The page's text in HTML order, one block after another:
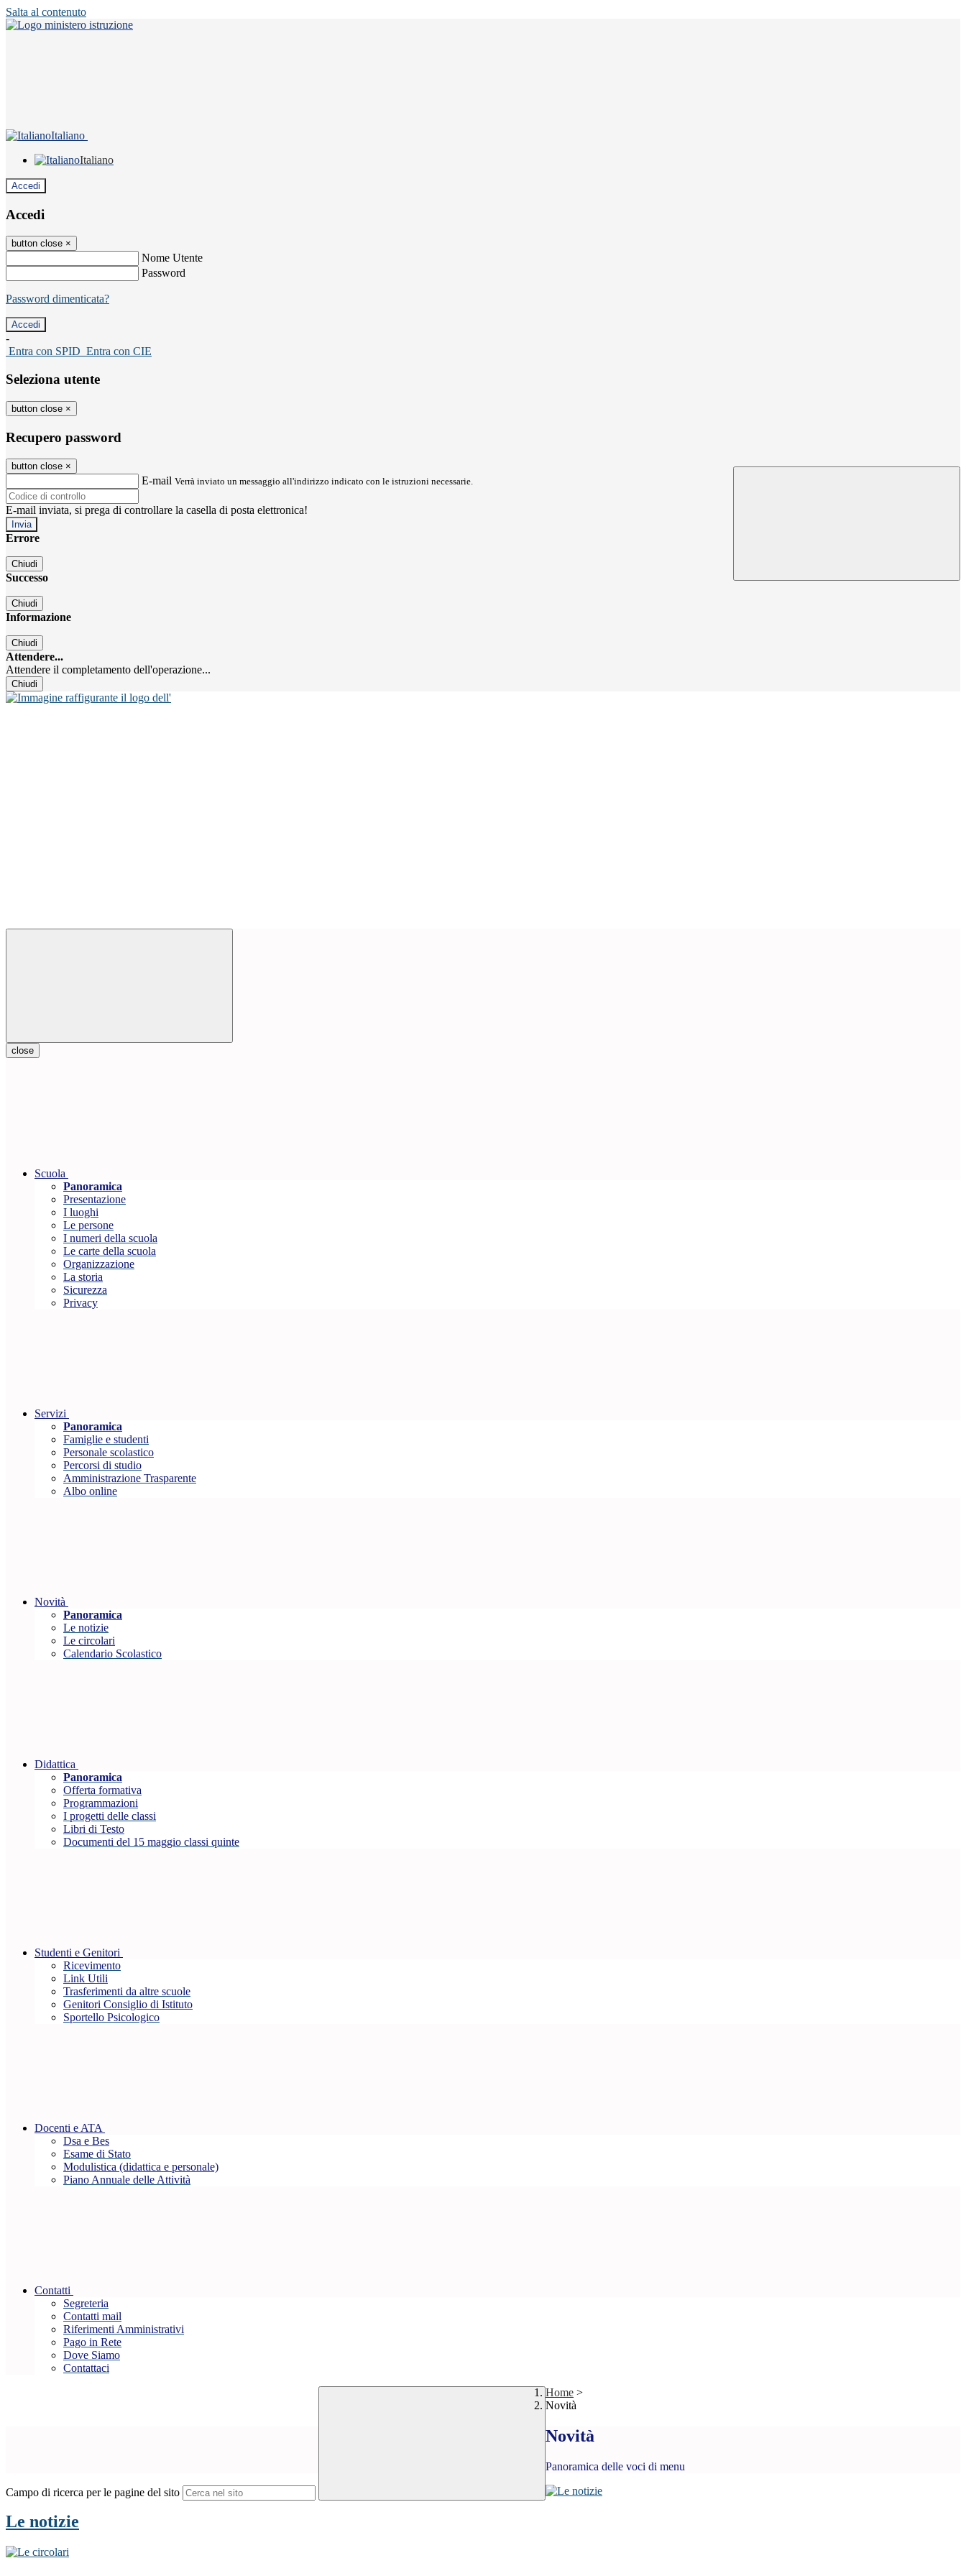
Salta al contenuto
Italiano
Italiano
Accedi
Accedi
button close ×
Nome Utente
Password
Password dimenticata?
-
Entra con SPID Entra con CIE
Seleziona utente
button close ×
Recupero password
button close ×
E-mail Verrà inviato un messaggio all'indirizzo indicato con le istruzioni necessarie.
E-mail inviata, si prega di controllare la casella di posta elettronica!
Errore
Chiudi
Successo
Chiudi
Informazione
Chiudi
Attendere...
Attendere il completamento dell'operazione...
Chiudi
close
Scuola
Panoramica
Presentazione
I luoghi
Le persone
I numeri della scuola
Le carte della scuola
Organizzazione
La storia
Sicurezza
Privacy
Servizi
Panoramica
Famiglie e studenti
Personale scolastico
Percorsi di studio
Amministrazione Trasparente
Albo online
Novità
Panoramica
Le notizie
Le circolari
Calendario Scolastico
Didattica
Panoramica
Offerta formativa
Programmazioni
I progetti delle classi
Libri di Testo
Documenti del 15 maggio classi quinte
Studenti e Genitori
Ricevimento
Link Utili
Trasferimenti da altre scuole
Genitori Consiglio di Istituto
Sportello Psicologico
Docenti e ATA
Dsa e Bes
Esame di Stato
Modulistica (didattica e personale)
Piano Annuale delle Attività
Contatti
Segreteria
Contatti mail
Riferimenti Amministrativi
Pago in Rete
Dove Siamo
Contattaci
Campo di ricerca per le pagine del sito
Home >
Novità
Novità
Panoramica delle voci di menu
Le notizie